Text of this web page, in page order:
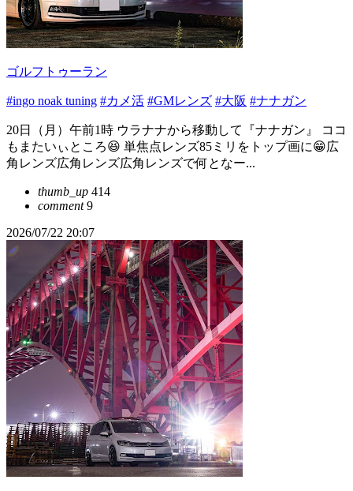
ゴルフトゥーラン
#ingo noak tuning #カメ活 #GMレンズ #大阪 #ナナガン
20日（月）午前1時 ウラナナから移動して『ナナガン』 ココ
もまたいぃところ😆 単焦点レンズ85ミリをトップ画に😁広
角レンズ広角レンズ広角レンズで何となー...
thumb_up 414
comment9
2026/07/22 20:07